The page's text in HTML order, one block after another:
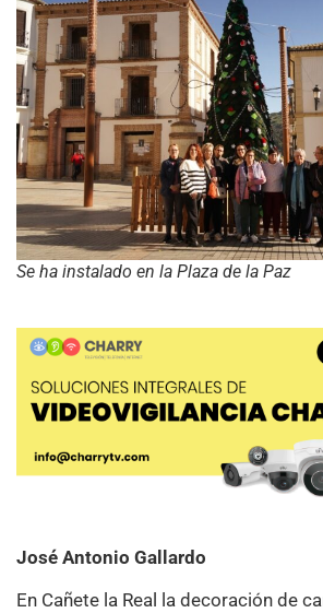
Se ha instalado en la Plaza de la Paz
José Antonio Gallardo
En Cañete la Real la decoración de